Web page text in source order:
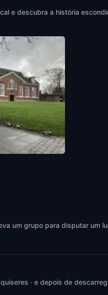
e descubra a história
Leicester
um grupo para disputar um
· e depois de